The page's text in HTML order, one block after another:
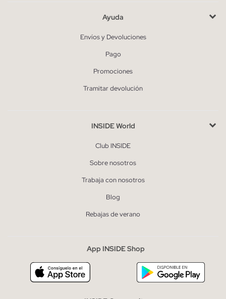
Ayuda
Envíos y Devoluciones
Pago
Promociones
Tramitar devolución
INSIDE World
Club INSIDE
Sobre nosotros
Trabaja con nosotros
Blog
Rebajas de verano
App INSIDE Shop